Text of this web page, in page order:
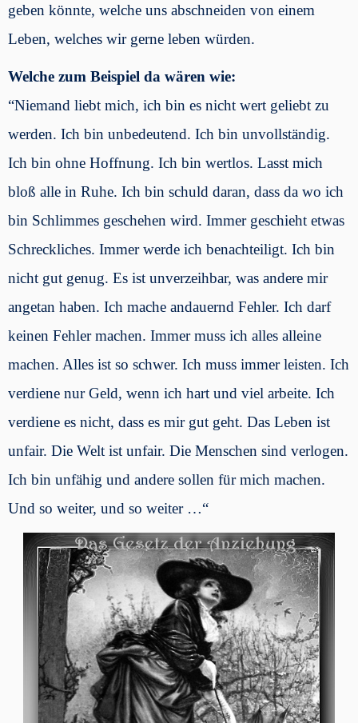
geben könnte, welche uns abschneiden von einem
Leben, welches wir gerne leben würden.
Welche zum Beispiel da wären wie:
“Niemand liebt mich, ich bin es nicht wert geliebt zu
werden. Ich bin unbedeutend. Ich bin unvollständig.
Ich bin ohne Hoffnung. Ich bin wertlos. Lasst mich
bloß alle in Ruhe. Ich bin schuld daran, dass da wo ich
bin Schlimmes geschehen wird. Immer geschieht etwas
Schreckliches. Immer werde ich benachteiligt. Ich bin
nicht gut genug. Es ist unverzeihbar, was andere mir
angetan haben. Ich mache andauernd Fehler. Ich darf
keinen Fehler machen. Immer muss ich alles alleine
machen. Alles ist so schwer. Ich muss immer leisten. Ich
verdiene nur Geld, wenn ich hart und viel arbeite. Ich
verdiene es nicht, dass es mir gut geht. Das Leben ist
unfair. Die Welt ist unfair. Die Menschen sind verlogen.
Ich bin unfähig und andere sollen für mich machen.
Und so weiter, und so weiter …“